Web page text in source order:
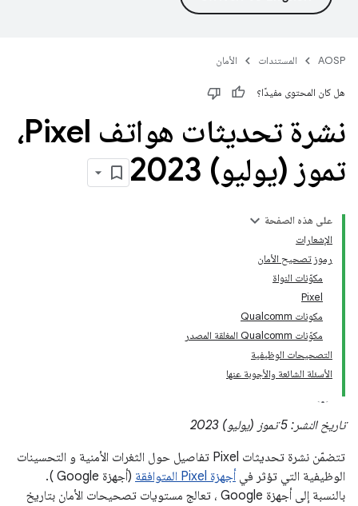
AOSP المستندات الأمان
هل كان المحتوى مفيدًا؟
نشرة تحديثات هواتف Pixel،
تموز (يوليو) 2023
على هذه الصفحة
الإشعارات
رموز تصحيح الأمان
مكوّنات النواة
Pixel
مكونات Qualcomm
مكوّنات Qualcomm المغلقة المصدر
التصحيحات الوظيفية
الأسئلة الشائعة والأجوبة عنها
تاريخ النشر: 5 تموز (يوليو) 2023
تتضمّن نشرة تحديثات Pixel تفاصيل حول الثغرات الأمنية و التحسينات
الوظيفية التي تؤثر في أجهزة Pixel المتوافقة
(أجهزة Google ).
بالنسبة إلى أجهزة Google ، تعالج مستويات تصحيحات الأمان بتاريخ